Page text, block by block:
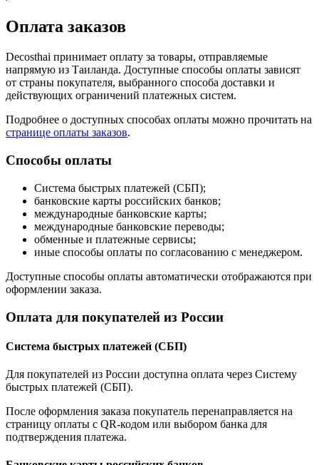
Оплата заказов
Decosthai принимает оплату за товары, отправляемые
напрямую из Таиланда. Доступные способы оплаты зависят
от страны покупателя, выбранного способа доставки и
действующих ограничений платежных систем.
Подробнее о доступных способах оплаты можно прочитать на
странице оплаты заказов.
Способы оплаты
Система быстрых платежей (СБП);
банковские карты российских банков;
международные банковские карты;
международные банковские переводы;
обменные и платежные сервисы;
иные способы оплаты по согласованию с менеджером.
Доступные способы оплаты автоматически отображаются при
оформлении заказа.
Оплата для покупателей из России
Система быстрых платежей (СБП)
Для покупателей из России доступна оплата через Систему
быстрых платежей (СБП).
После оформления заказа покупатель перенаправляется на
страницу оплаты с QR-кодом или выбором банка для
подтверждения платежа.